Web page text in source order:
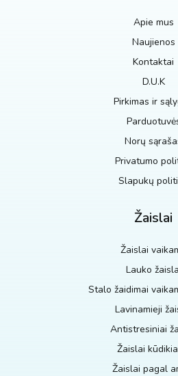
Apie mus
Naujienos
Kontaktai
D.U.K
Pirkimas ir
Norų
Privatumo
Slapukų
Žaislai
Žaislai
Lauko
Stalo žaidimai
Lavinamieji
Antistresiniai
Žaislai
Žaislai pagal